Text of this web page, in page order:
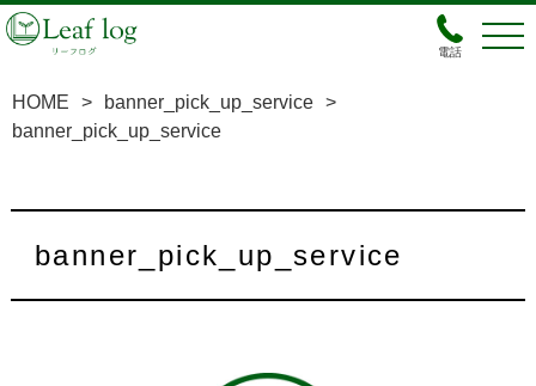
電話
HOME > banner_pick_up_service >
banner_pick_up_service
banner_pick_up_service